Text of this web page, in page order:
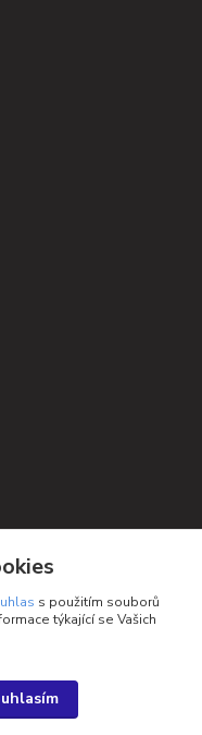
s použitím souborů
týkající se Vašich